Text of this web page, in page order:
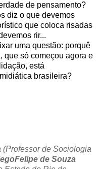
de pensamento?
diz o que devemos
que coloca risadas
rir...
uma questão: porquê
que só começou agora e
está
brasileira?
(Professor de Sociologia
de Souza